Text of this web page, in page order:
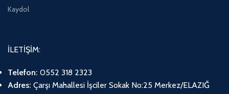
Kaydol
İLETİŞİM:
Telefon: 0552 318 2323
Adres: Çarşı Mahallesi İşciler Sokak No:25 Merkez/ELAZIĞ